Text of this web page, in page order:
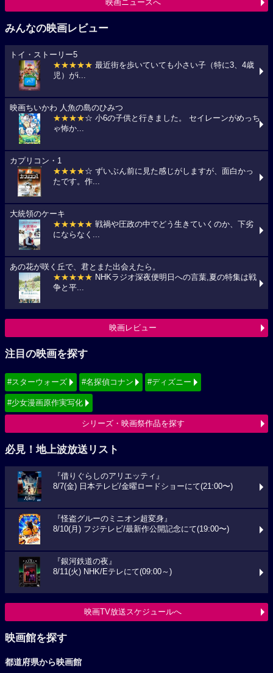
映画ニュースへ
みんなの映画レビュー
トイ・ストーリー5
★★★★★ 最近街を歩いていても小さい子（特に3、4歳
児）がi...
映画ちいかわ 人魚の島のひみつ
★★★★☆ 小6の子供と行きました。 セイレーンがめっち
ゃ怖か...
カプリコン・1
★★★★☆ ずいぶん前に見た感じがしますが、面白かっ
たです。作...
大統領のケーキ
★★★★★ 戦禍や圧政の中でどう生きていくのか、下劣
にならなく...
あの花が咲く丘で、君とまた出会えたら。
★★★★★ NHKラジオ深夜便明日への言葉,夏の特集は戦
争と平...
映画レビュー
注目の映画を探す
#スターウォーズ #名探偵コナン #ディズニー
#少女漫画原作実写化
シリーズ・映画祭作品を探す
必見！地上波放送リスト
『借りぐらしのアリエッティ』
8/7(金) 日本テレビ/金曜ロードショーにて(21:00〜)
『怪盗グルーのミニオン超変身』
8/10(月) フジテレビ/最新作公開記念にて(19:00〜)
『銀河鉄道の夜』
8/11(火) NHK/Eテレにて(09:00～)
映画TV放送スケジュールへ
映画館を探す
都道府県から映画館